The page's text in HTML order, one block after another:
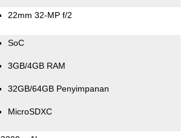
22mm 32-MP f/2
SoC
3GB/4GB RAM
32GB/64GB Penyimpanan
MicroSDXC